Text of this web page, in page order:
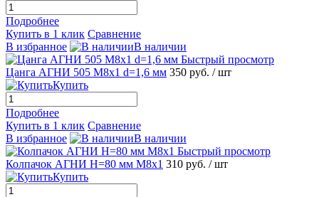
Подробнее
Купить в 1 клик Сравнение
В избранное
В наличии
Быстрый просмотр
Цанга АГНИ 505 М8х1 d=1,6 мм 350 руб. / шт
Купить
Подробнее
Купить в 1 клик Сравнение
В избранное
В наличии
Быстрый просмотр
Колпачок АГНИ Н=80 мм М8х1 310 руб. / шт
Купить